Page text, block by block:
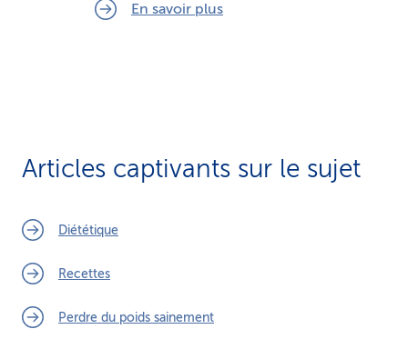
En savoir plus
Articles captivants sur le sujet
Diététique
Recettes
Perdre du poids sainement